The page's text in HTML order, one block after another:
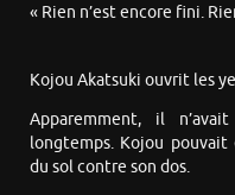
« Rien n’est encore fini.
Kojou Akatsuki ouvrit les
Apparemment, il
longtemps. Kojou
du sol contre son dos.